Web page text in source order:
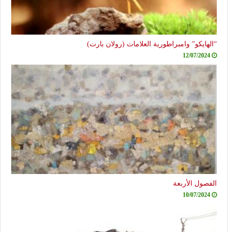
“الهايكو” وامبراطورية العلامات (رولان بارت)
12/07/2024
الفصول الأربعة
10/07/2024